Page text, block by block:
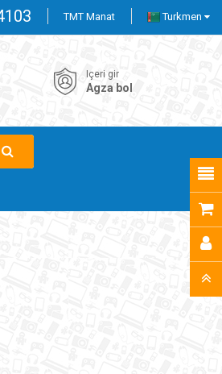
TMT Manat Turkmen
Içeri gir
Agza bol